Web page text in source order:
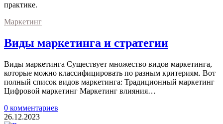
практике.
Маркетинг
Виды маркетинга и стратегии
Виды маркетинга Существует множество видов маркетинга,
которые можно классифицировать по разным критериям. Вот
полный список видов маркетинга: Традиционный маркетинг
Цифровой маркетинг Маркетинг влияния…
0 комментариев
26.12.2023